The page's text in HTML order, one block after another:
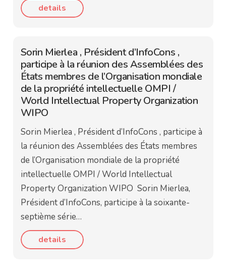
details
Sorin Mierlea , Président d’InfoCons ,
participe à la réunion des Assemblées des
États membres de l’Organisation mondiale
de la propriété intellectuelle OMPI /
World Intellectual Property Organization
WIPO
Sorin Mierlea , Président d’InfoCons , participe à
la réunion des Assemblées des États membres
de l’Organisation mondiale de la propriété
intellectuelle OMPI / World Intellectual
Property Organization WIPO Sorin Mierlea,
Président d’InfoCons, participe à la soixante-
septième série…
details